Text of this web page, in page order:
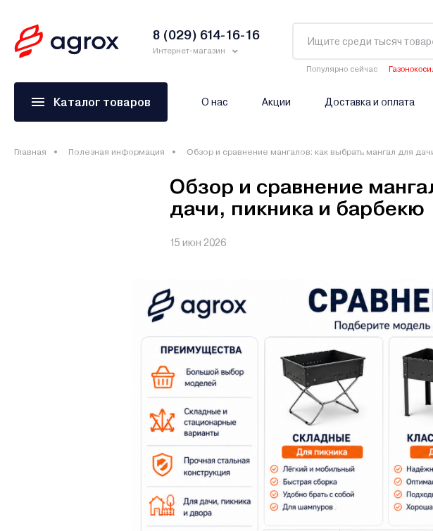
8 (029) 614-16-16
Интернет-магазин
Популярно сейчас
Каталог товаров О нас Акции Доставка и оплата
Главная Полезная информация Обзор и сравнение мангалов: как выбрать мангал для
Обзор и сравнение
дачи, пикника и барбекю
15 июн 2026